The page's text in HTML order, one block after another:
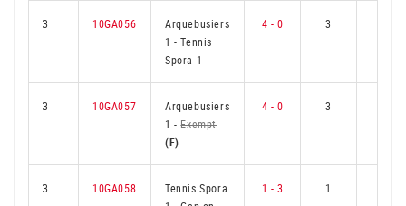
3 10GA056
Arquebusiers
1-Tennis
Spora 1
4 - 0 3
3 10GA057
Arquebusiers
1-Exempt
(F)
4 - 0 3
3 10GA058
Tennis Spora
1 - 3 1